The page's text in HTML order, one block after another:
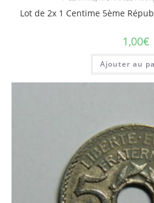
Lot de 2x 1 Centime 5ème
1,00€
Ajouter au